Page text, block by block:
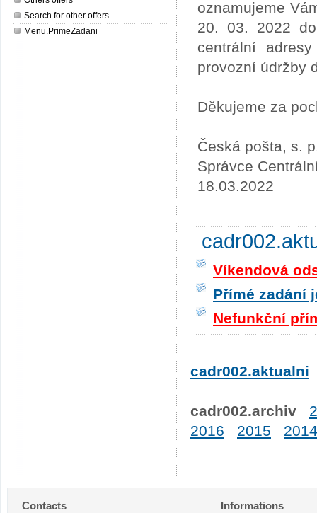
Search for other offers
Menu.PrimeZadani
oznamujeme
20. 03. 2022
centrální
provozní údržby
Děkujeme za
Česká pošta, s.
Správce
18.03.2022
Víkendová
Přímé zadání
Nefunkční
cadr002.aktualni
cadr002.archiv
2016
2015 2014
Contacts Informations